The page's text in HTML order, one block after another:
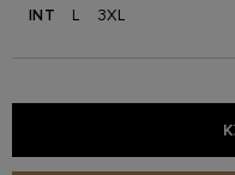
INT L 3XL